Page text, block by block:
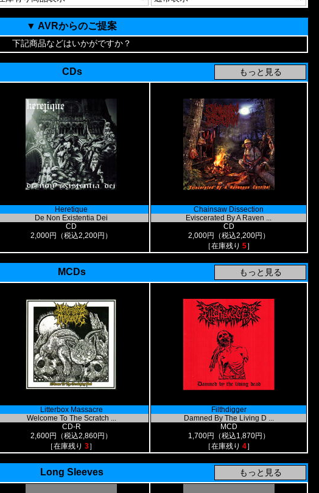
▼ AVRからのご提案
下記商品などはいかがですか？
CDs
Heretique
De Non Existentia Dei
CD
2,000円（税込2,200円）
Chainsaw Dissection
Eviscerated By A Raven ...
CD
2,000円（税込2,200円）
［在庫残り 5］
MCDs
Litterbox Massacre
Welcome To The Scratch ...
CD-R
2,600円（税込2,860円）
［在庫残り 3］
Filthdigger
Damned By The Living D ...
MCD
1,700円（税込1,870円）
［在庫残り 4］
Long Sleeves